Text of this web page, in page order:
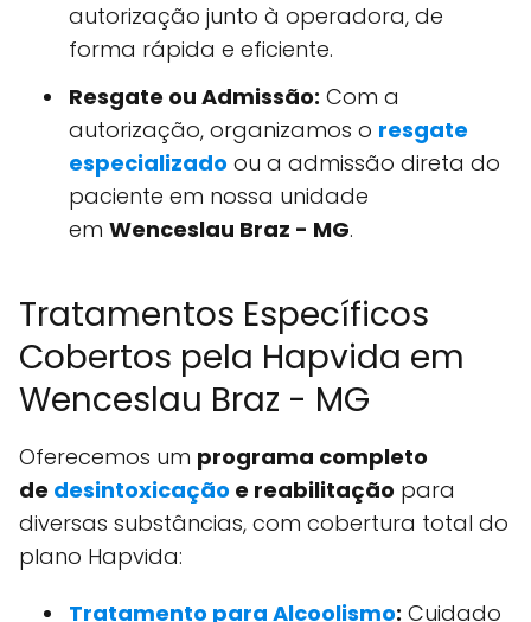
autorização junto à operadora, de
forma rápida e eficiente.
Resgate ou Admissão: Com a
autorização, organizamos o resgate
especializado ou a admissão direta do
paciente em nossa unidade
em Wenceslau Braz - MG.
Tratamentos Específicos
Cobertos pela Hapvida em
Wenceslau Braz - MG
Oferecemos um programa completo
de desintoxicação e reabilitação para
diversas substâncias, com cobertura total do
plano Hapvida:
Tratamento para Alcoolismo: Cuidado